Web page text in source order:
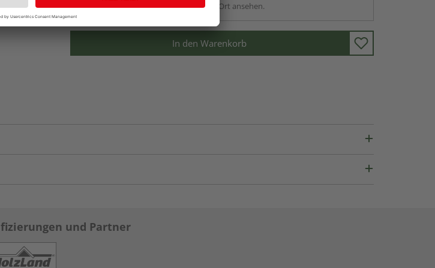
Verfügbar in der Ausstellung - vor Ort ansehen.
In den Warenkorb
und Partner